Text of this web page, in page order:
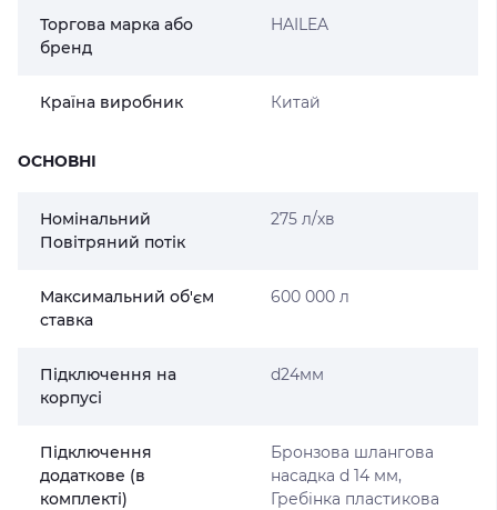
Торгова марка або
бренд
HAILEA
Країна виробник Китай
ОСНОВНІ
Номінальний
Повітряний потік
275 л/хв
Максимальний об'єм
ставка
600 000 л
Підключення на
корпусі
d24мм
Підключення
додаткове (в
комплекті)
Бронзова шлангова
насадка d 14 мм,
Гребінка пластикова